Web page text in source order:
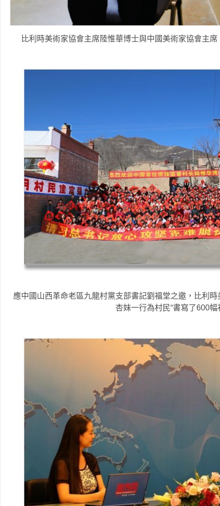
比利時美術家協會主席陸惟華博士與中國美術家協會主
應中國山西革命老區九龍村黨支部書記劉福堂之邀，比利
杏妹一行為村民“書寫了600